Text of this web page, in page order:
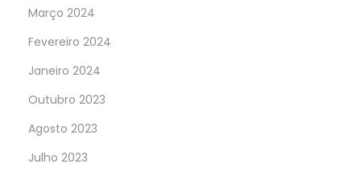
Março 2024
Fevereiro 2024
Janeiro 2024
Outubro 2023
Agosto 2023
Julho 2023